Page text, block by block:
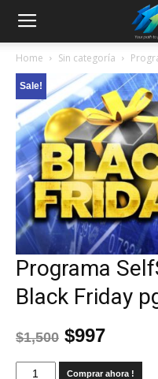
Home Sin categoría
Sale!
Programa
Black Friday
$1,500 $997
Comprar ahora !